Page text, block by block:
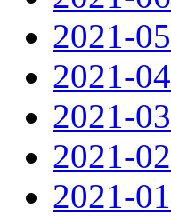
2021-05
2021-04
2021-03
2021-02
2021-01